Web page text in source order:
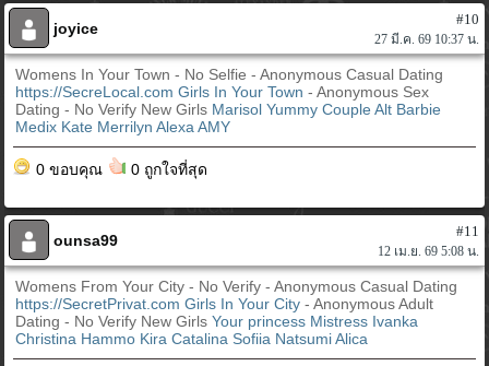
joyice
#10
27 มี.ค. 69 10:37 น.
Womens In Your Town - No Selfie - Anonymous Casual Dating
https://SecreLocal.com Girls In Your Town- Anonymous Sex
Dating - No Verify New Girls Marisol Yummy Couple Alt Barbie
Medix Kate Merrilyn Alexa AMY
0 ขอบคุณ 0 ถูกใจที่สุด
ounsa99
#11
12 เม.ย. 69 5:08 น.
Womens From Your City - No Verify - Anonymous Casual Dating
https://SecretPrivat.com Girls In Your City- Anonymous Adult
Dating - No Verify New GirlsYour princess Mistress Ivanka
Christina Hammo Kira Catalina Sofiia Natsumi Alica